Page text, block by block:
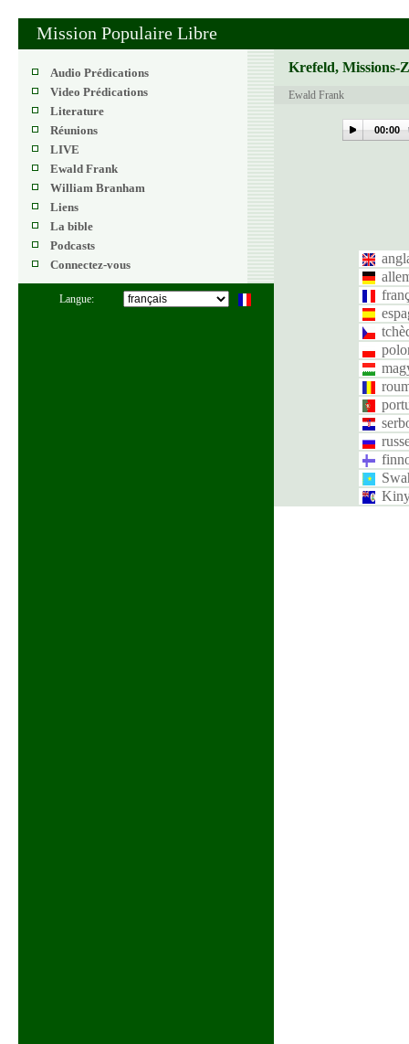
Mission Populaire Libre
Audio Prédications
Video Prédications
Literature
Réunions
LIVE
Ewald Frank
William Branham
Liens
La bible
Podcasts
Connectez-vous
Langue:
Krefeld, Missions-
Ewald Frank
00:00